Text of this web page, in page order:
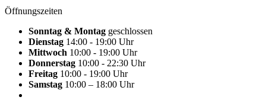
Öffnungszeiten
Sonntag & Montag geschlossen
Dienstag 14:00 - 19:00 Uhr
Mittwoch 10:00 - 19:00 Uhr
Donnerstag 10:00 - 22:30 Uhr
Freitag 10:00 - 19:00 Uhr
Samstag 10:00 – 18:00 Uhr